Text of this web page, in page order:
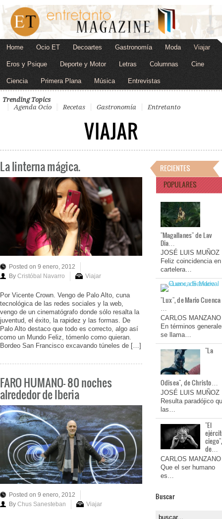
Home Ocio ET Decoartes Gastronomía Moda Viajar
Eros y Psique Deporte y Motor Letras Columnas Cine
Ciencia Primera Plana Música Entrevistas
Trending Topics
Agenda Ocio
Recetas Gastronomía Entretanto
VIAJAR
La linterna mágica.
Posted on 9 enero, 2012
By Cristóbal Navarro Viajar
Por Vicente Crown. Vengo de Palo Alto, cuna
tecnológica de las redes sociales y la web,
vengo de un cinematógrafo donde sólo resalta la
juventud, el éxito, la rapidez y las formas. De
Palo Alto destaco que todo es correcto, algo así
como un Mundo Feliz, tómenlo como quieran.
Bordeo San Francisco excavando túneles de […]
FARO HUMANO- 80 noches
alrededor de Iberia
Posted on 9 enero, 2012
By Chus Sanesteban Viajar
RECIENTES
POPULARES
"Magallanes" de Lav
Dia…
JOSÉ LUIS MUÑOZ
Feliz coincidencia en
cartelera…
"Lux", de Mario Cuenca
…
CARLOS MANZANO
En términos
se llama…
"La
Odisea", de Christo…
JOSÉ LUIS MUÑOZ
Resulta paradójico
las…
"El
de…
CARLOS MANZANO
Que el ser humano
es…
Buscar